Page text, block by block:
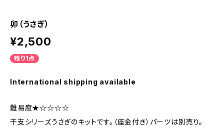
卯（うさぎ）
¥2,500
残り1点
International shipping available
難易度★☆☆☆☆
干支シリーズうさぎのキットです。（座金付き）パーツは別売り。